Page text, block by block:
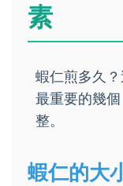
素
蝦仁煎多久
最重要的幾
整。
蝦仁的大